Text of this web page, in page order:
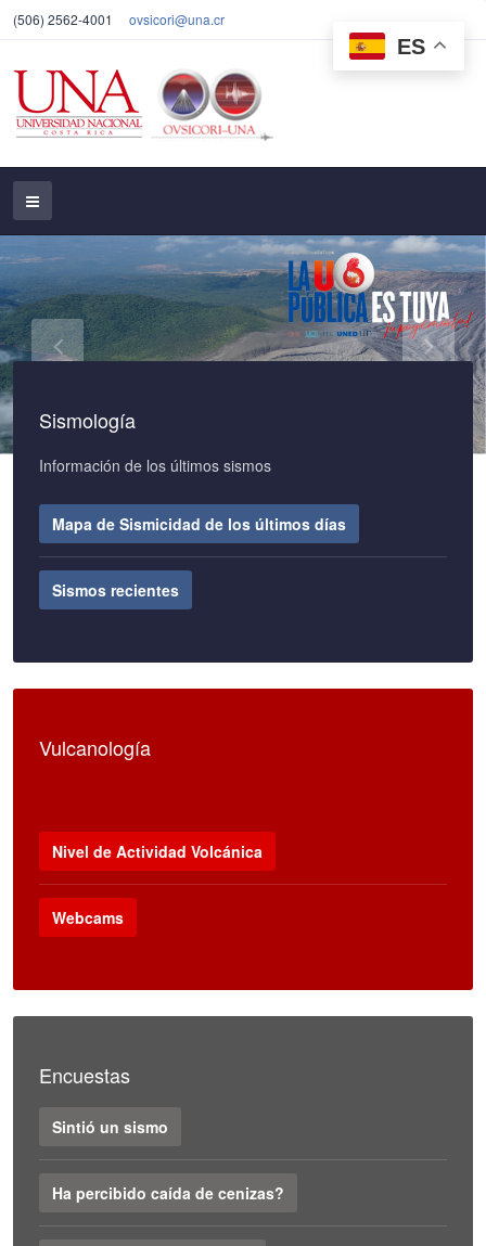
(506) 2562-4001 ovsicori@una.cr
ES
Sismología
Información de los últimos sismos
Mapa de Sismicidad de los últimos días
Sismos recientes
Vulcanología
Nivel de Actividad Volcánica
Webcams
Encuestas
Sintió un sismo
Ha percibido caída de cenizas?